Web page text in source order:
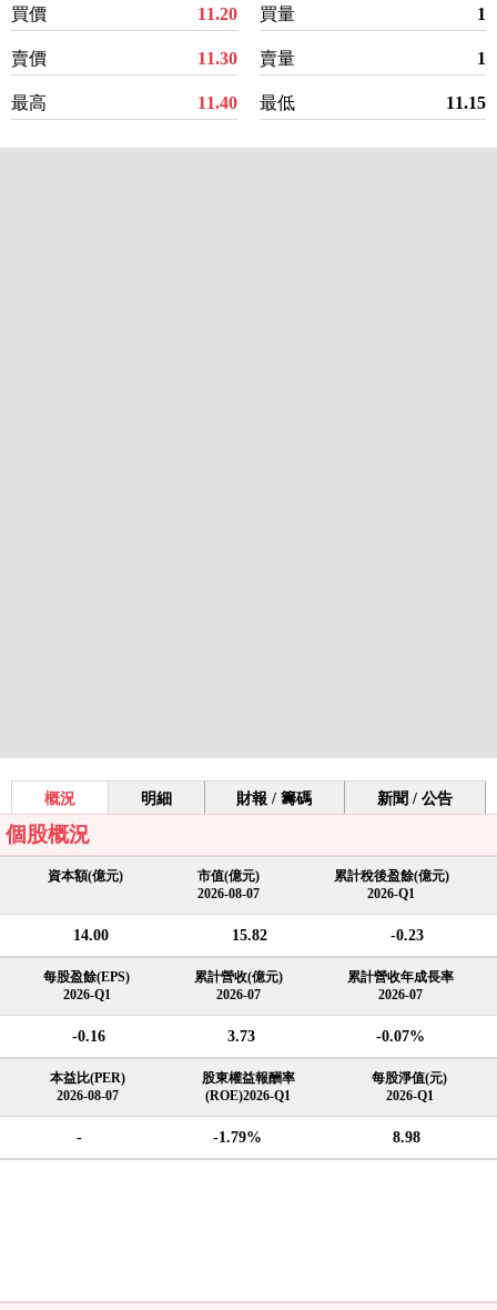
買價 11.20
賣價 11.30
最高 11.40
買量 1
賣量 1
最低 11.15
概況 明細 財報 / 籌碼 新聞 / 公告
個股概況
資本額(億元)
市值(億元)
2026-08-07
累計稅後盈餘(億元)
2026-Q1
14.00 15.82 -0.23
每股盈餘(EPS)
2026-Q1
累計營收(億元)
2026-07
累計營收年成長率
2026-07
-0.16 3.73 -0.07%
本益比(PER)
2026-08-07
股東權益報酬率
(ROE)2026-Q1
每股淨值(元)
2026-Q1
- -1.79% 8.98